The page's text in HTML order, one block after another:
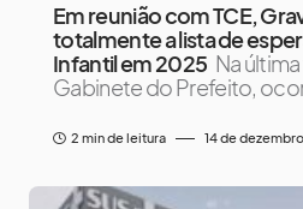
Em reunião com TCE,
totalmente a lista de
Infantil em 2025 Na
Gabinete do Prefeito,
2 min de leitura 14 de